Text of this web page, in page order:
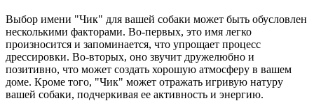
Выбор имени "Чик" для вашей собаки может быть обусловлен
несколькими факторами. Во-первых, это имя легко
произносится и запоминается, что упрощает процесс
дрессировки. Во-вторых, оно звучит дружелюбно и
позитивно, что может создать хорошую атмосферу в вашем
доме. Кроме того, "Чик" может отражать игривую натуру
вашей собаки, подчеркивая ее активность и энергию.